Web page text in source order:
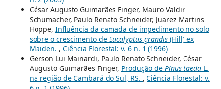
César Augusto Guimarães Finger, Mauro Valdir
Schumacher, Paulo Renato Schneider, Juarez Martins
Hoppe, Influência da camada de impedimento no solo
sobre o crescimento de Eucalyptus grandis(Hill) ex
Maiden. , Ciência Florestal: v. 6 n. 1 (1996)
Gerson Lui Mainardi, Paulo Renato Schneider, César
Augusto Guimarães Finger, Produção de Pinus taeda L.
na região de Cambará do Sul, RS. , Ciência Florestal: v.